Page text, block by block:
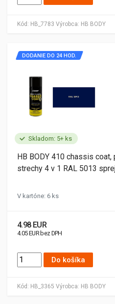
Kód: HB_7783 Výrobca: HB BODY
Skladom: 5+ ks
Kód: HB_3365 Výrobca: HB BODY
DODANIE DO 24 HOD.
HB BODY 410 chassis
strechy 4 v 1 RAL 5013
V kartóne: 6 ks
4.98 EUR
4.05 EUR bez DPH
Do košíka